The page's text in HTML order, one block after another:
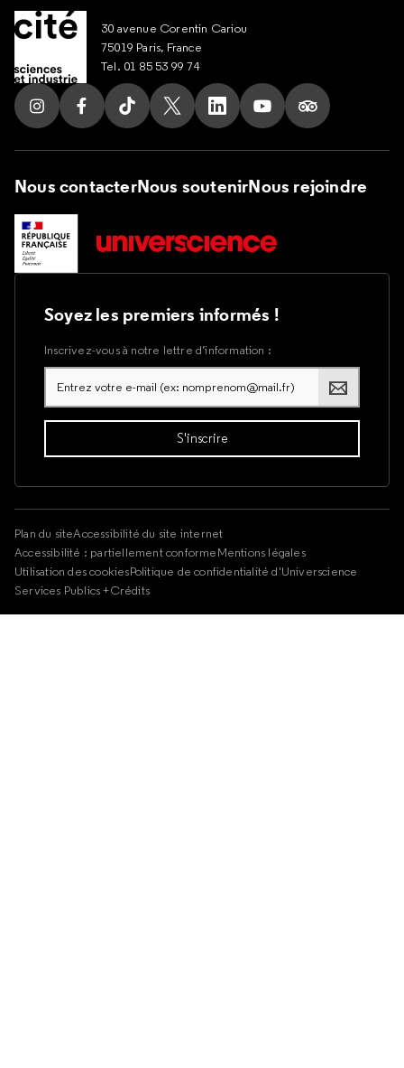
30 avenue Corentin Cariou
75019 Paris, France
Tel. 01 85 53 99 74
Suivez nous sur Instagram
Suivez nous sur Facebook
Suivez nous sur Tik Tok
Suivez nous sur X
Suivez nous sur LinkedIn
Suivez nous sur
Suivez nous
Nous contacterNous soutenirNous rejoindre
Soyez les premiers informés !
Inscrivez-vous à notre lettre d’information :
Plan du siteAccessibilité du site internet
Accessibilité : partiellement conformeMentions légales
Utilisation des cookiesPolitique de confidentialité d'Universcience
Services Publics +Crédits